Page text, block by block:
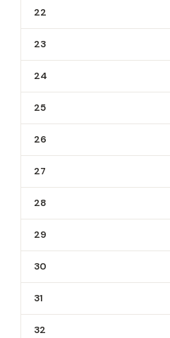
22
23
24
25
26
27
28
29
30
31
32